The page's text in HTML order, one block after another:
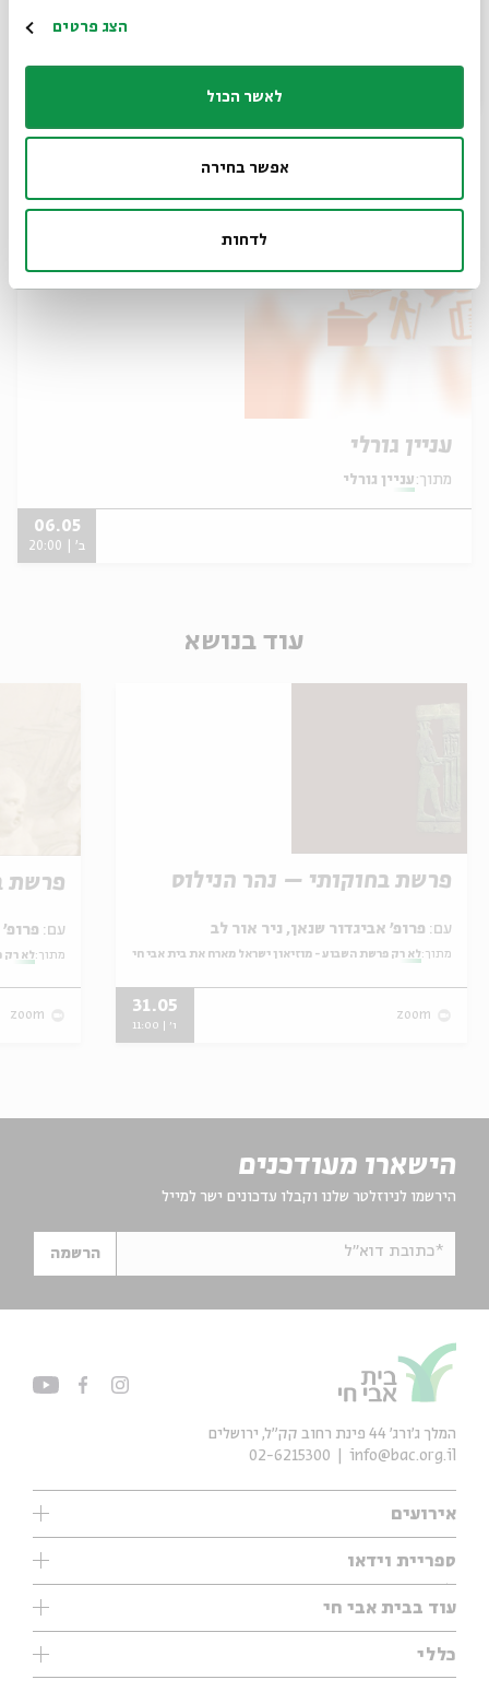
הצג פרטים
לאשר הכול
אפשר בחירה
לדחות
13.05
עניין גורלי
מתוך: עניין גורלי
06.05
ב' | 20:00
עוד בנושא
פרשת בחוקותי – נהר הנילוס
עם:
מתוך: לא רק פרשת השבוע - מוזיאון ישראל מארח את בית אבי חי
zoom
31.05
ו' | 11:00
פרשת
עם:
מתוך: לא רק
zoom
הישארו מעודכנים
הירשמו לניוזלטר שלנו וקבלו עדכונים ישר למייל
*כתובת דוא"ל הרשמה
אירועים
עיון
אנגלית
נוער
ספריית וידאו
ילדים
מוזיקה
עיון
מיוחדים
עוד בבית אבי חי
תערוכות
מיוחדים
כללי
המלך ג'ורג' 44 פינת רחוב קק״ל, ירושלים
info@bac.org.il
02-6215300